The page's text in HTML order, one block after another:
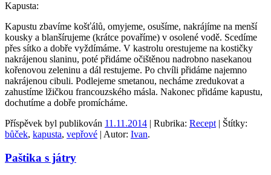
Kapusta:
Kapustu zbavíme košťálů, omyjeme, osušíme, nakrájíme na menší
kousky a blanšírujeme (krátce povaříme) v osolené vodě. Scedíme
přes sítko a dobře vyždímáme. V kastrolu orestujeme na kostičky
nakrájenou slaninu, poté přidáme očištěnou nadrobno nasekanou
kořenovou zeleninu a dál restujeme. Po chvíli přidáme najemno
nakrájenou cibuli. Podlejeme smetanou, necháme zredukovat a
zahustíme lžičkou francouzského másla. Nakonec přidáme kapustu,
dochutíme a dobře promícháme.
Příspěvek byl publikován 11.11.2014 | Rubrika: Recept | Štítky:
bůček, kapusta, vepřové | Autor: Ivan.
Paštika s játry